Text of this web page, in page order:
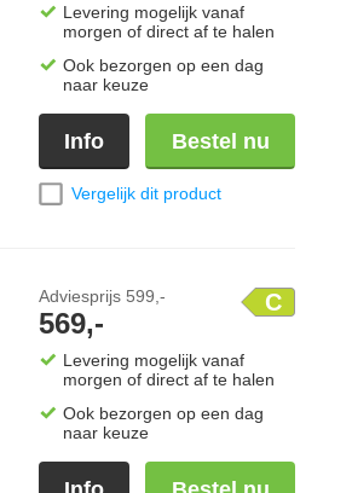
Levering mogelijk vanaf
morgen of direct af te halen
Ook bezorgen op een dag
naar keuze
Info Bestel nu
Vergelijk dit product
C
Adviesprijs 599,-
569,-
Levering mogelijk vanaf
morgen of direct af te halen
Ook bezorgen op een dag
naar keuze